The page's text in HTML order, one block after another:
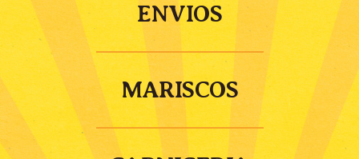
ENVIOS
MARISCOS